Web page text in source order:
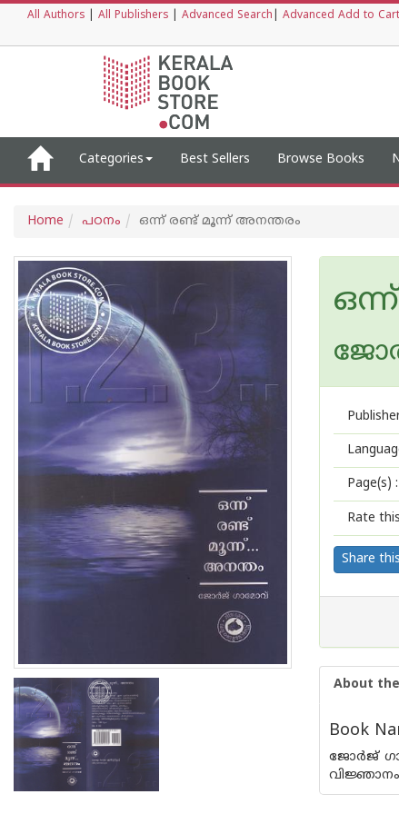
All Authors All Publishers Advanced Search Advanced Add to Cart
Categories Best Sellers Browse Books
Home പഠനം ഒന്ന് രണ്ട് മൂന്ന് അനന്തരം
Page(s) :
Rate
Share
About
Book
ജോര്‍ജ്